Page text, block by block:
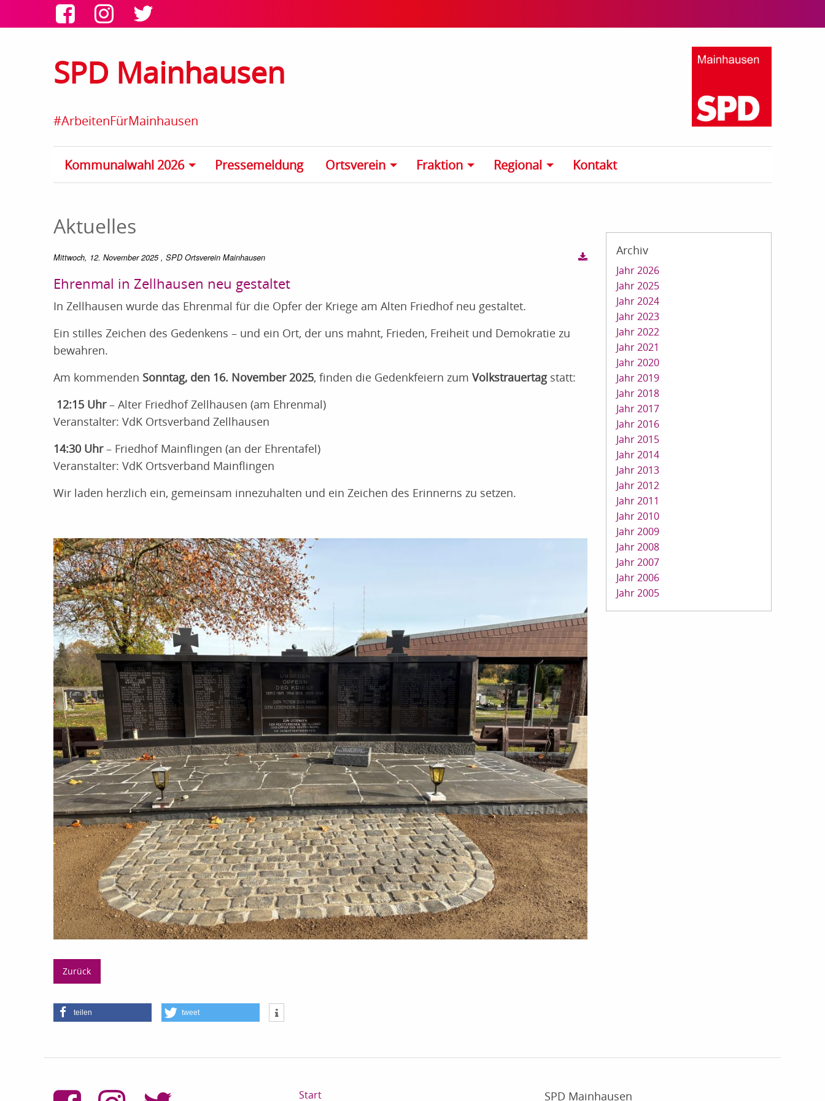
SPD Mainhausen
#ArbeitenFürMainhausen
Kommunalwahl 2026 Pressemeldung Ortsverein Fraktion Regional Kontakt
Aktuelles
Mittwoch, 12. November 2025 , SPD Ortsverein Mainhausen
Ehrenmal in Zellhausen neu gestaltet
In Zellhausen wurde das Ehrenmal für die Opfer der Kriege am Alten Friedhof neu gestaltet.
Ein stilles Zeichen des Gedenkens – und ein Ort, der uns mahnt, Frieden, Freiheit und Demokratie zu
bewahren.
Am kommenden Sonntag, den 16. November 2025, finden die Gedenkfeiern zum Volkstrauertagstatt:
12:15 Uhr– Alter Friedhof Zellhausen (am Ehrenmal)
Veranstalter: VdK Ortsverband Zellhausen
14:30 Uhr– Friedhof Mainflingen (an der Ehrentafel)
Veranstalter: VdK Ortsverband Mainflingen
Wir laden herzlich ein, gemeinsam innezuhalten und ein Zeichen des Erinnerns zu setzen.
Zurück
teilen tweet
Archiv
Jahr 2026
Jahr 2025
Jahr 2024
Jahr 2023
Jahr 2022
Jahr 2021
Jahr 2020
Jahr 2019
Jahr 2018
Jahr 2017
Jahr 2016
Jahr 2015
Jahr 2014
Jahr 2013
Jahr 2012
Jahr 2011
Jahr 2010
Jahr 2009
Jahr 2008
Jahr 2007
Jahr 2006
Jahr 2005
Start SPD Mainhausen